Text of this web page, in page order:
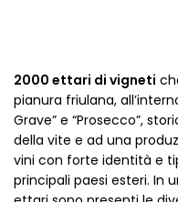
2000 ettari di vigneti
pianura friulana,
Grave” e “Prosecco”,
della vite e ad una
vini con forte identità e
principali paesi esteri. In